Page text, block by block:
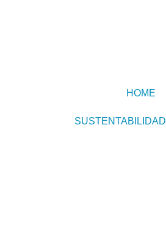
HOME
SUSTENTABILIDAD